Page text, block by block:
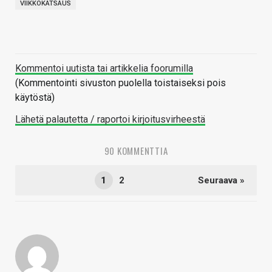
VIIKKOKATSAUS
Kommentoi uutista tai artikkelia foorumilla
(Kommentointi sivuston puolella toistaiseksi pois
käytöstä)
Lähetä palautetta / raportoi kirjoitusvirheestä
90 KOMMENTTIA
1 2 Seuraava »